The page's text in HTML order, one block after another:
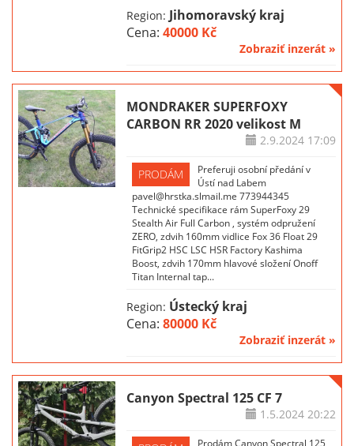
Region: Jihomoravský kraj
Cena:40000 Kč
Zobraziť inzerát »
MONDRAKER SUPERFOXY
CARBON RR 2020 velikost M
2.9.202417:09
PRODÁM
Preferuji osobní předání v
Ústí nad Labem
pavel@hrstka.slmail.me 773944345
Technické specifikace rám SuperFoxy 29
Stealth Air Full Carbon , systém odpružení
ZERO, zdvih 160mm vidlice Fox 36 Float 29
FitGrip2 HSC LSC HSR Factory Kashima
Boost, zdvih 170mm hlavové složení Onoff
Titan Internal tap...
Region: Ústecký kraj
Cena:80000 Kč
Zobraziť inzerát »
Canyon Spectral 125 CF 7
1.5.202420:22
Prodám Canyon Spectral 125